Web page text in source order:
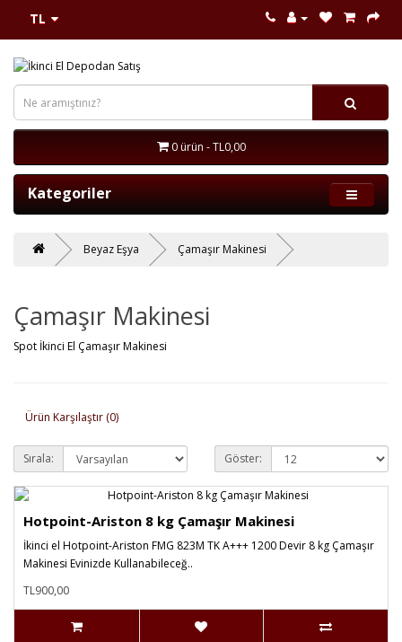
TL
0 ürün - TL0,00
Kategoriler
Beyaz Eşya Çamaşır Makinesi
Çamaşır Makinesi
Spot İkinci El Çamaşır Makinesi
Ürün Karşılaştır (0)
Sırala: Göster:
Hotpoint-Ariston 8 kg Çamaşır Makinesi
İkinci el Hotpoint-Ariston FMG 823M TK A+++ 1200 Devir 8 kg Çamaşır
Makinesi Evinizde Kullanabileceğ..
TL900,00